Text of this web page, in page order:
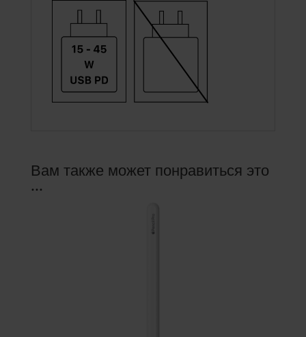
Вам также может понравиться это
...